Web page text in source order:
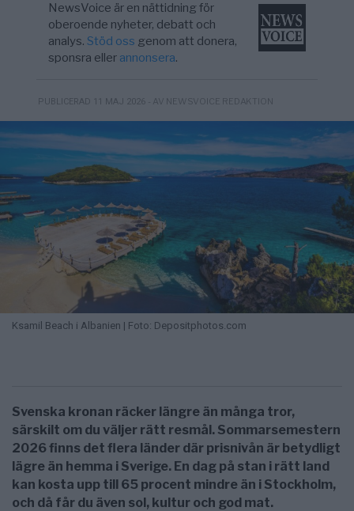
NewsVoice är en nättidning för
oberoende nyheter, debatt och
analys.Stöd oss genom att donera,
sponsra eller annonsera.
PUBLICERAD 11 MAJ 2026 - AV NEWSVOICE REDAKTION
Ksamil Beach i Albanien | Foto: Depositphotos.com
Svenska kronan räcker längre än många tror,
särskilt om du väljer rätt resmål. Sommarsemestern
2026 finns det flera länder där prisnivån är betydligt
lägre än hemma i Sverige. En dag på stan i rätt land
kan kosta upp till 65 procent mindre än i Stockholm,
och då får du även sol, kultur och god mat.